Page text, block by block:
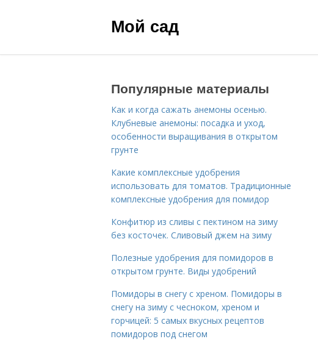
Мой сад
Популярные материалы
Как и когда сажать анемоны осенью.
Клубневые анемоны: посадка и уход,
особенности выращивания в открытом
грунте
Какие комплексные удобрения
использовать для томатов. Традиционные
комплексные удобрения для помидор
Конфитюр из сливы с пектином на зиму
без косточек. Сливовый джем на зиму
Полезные удобрения для помидоров в
открытом грунте. Виды удобрений
Помидоры в снегу с хреном. Помидоры в
снегу на зиму с чесноком, хреном и
горчицей: 5 самых вкусных рецептов
помидоров под снегом